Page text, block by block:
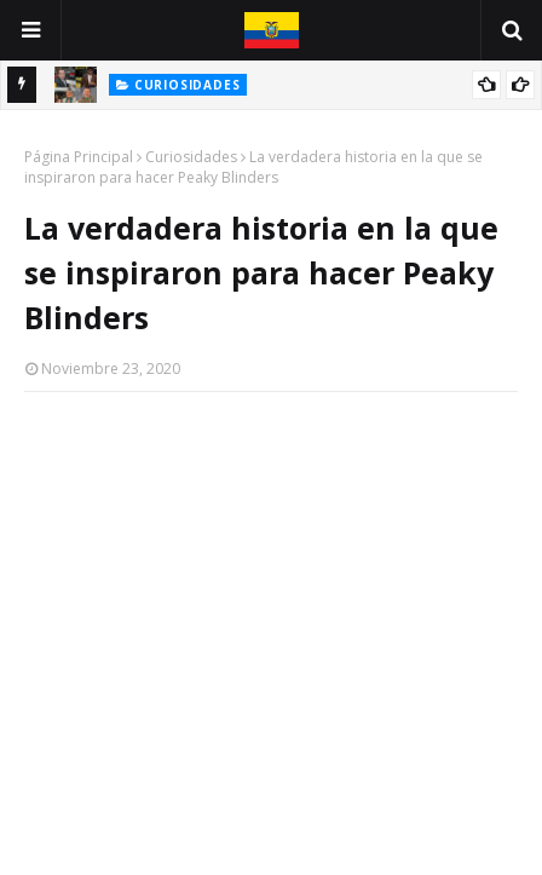
CURIOSIDADES
Página Principal Curiosidades
La verdadera historia en la que se
inspiraron para hacer Peaky Blinders
La verdadera historia en la que
se inspiraron para hacer Peaky
Blinders
Noviembre 23, 2020